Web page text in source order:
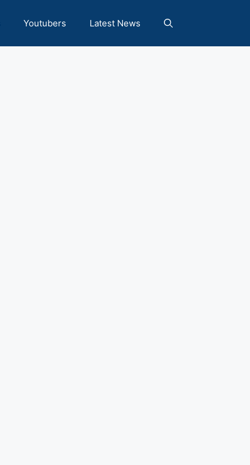
Youtubers Latest News